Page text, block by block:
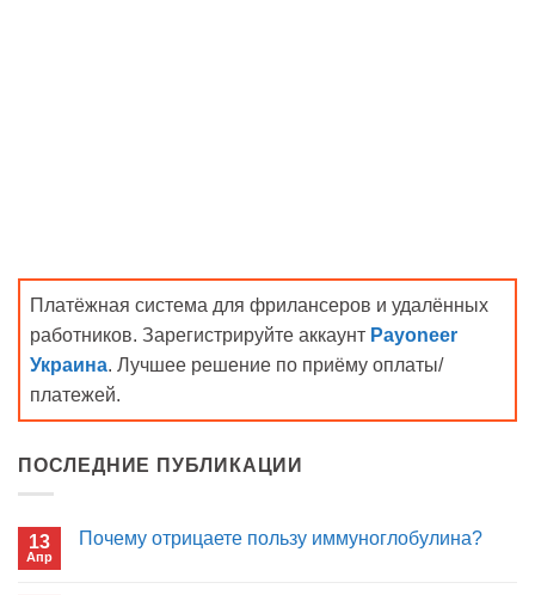
Платёжная система для фрилансеров и удалённых
работников. Зарегистрируйте аккаунт Payoneer
Украина. Лучшее решение по приёму оплаты/
платежей.
ПОСЛЕДНИЕ ПУБЛИКАЦИИ
13
Апр
Почему отрицаете пользу иммуноглобулина?